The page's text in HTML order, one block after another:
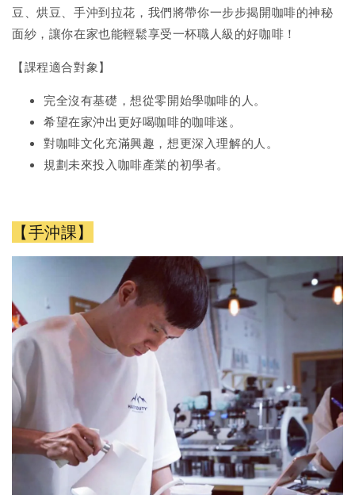
豆、烘豆、手沖到拉花，我們將帶你一步步揭開咖啡的神秘
面紗，讓你在家也能輕鬆享受一杯職人級的好咖啡！
【課程適合對象】
完全沒有基礎，想從零開始學咖啡的人。
希望在家沖出更好喝咖啡的咖啡迷。
對咖啡文化充滿興趣，想更深入理解的人。
規劃未來投入咖啡產業的初學者。
【手沖課】